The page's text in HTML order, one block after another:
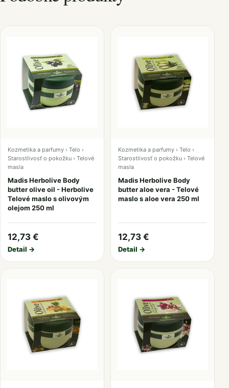
Kozmetika a parfumy › Telo ›
Starostlivosť o pokožku › Telové
masla
Madis Herbolive Body
butter olive oil - Herbolive
Telové maslo s olivovým
olejom 250 ml
12,73 €
Detail →
Kozmetika a parfumy › Telo ›
Starostlivosť o pokožku › Telové
masla
Madis Herbolive Body
butter aloe vera - Telové
maslo s aloe vera 250 ml
12,73 €
Detail →